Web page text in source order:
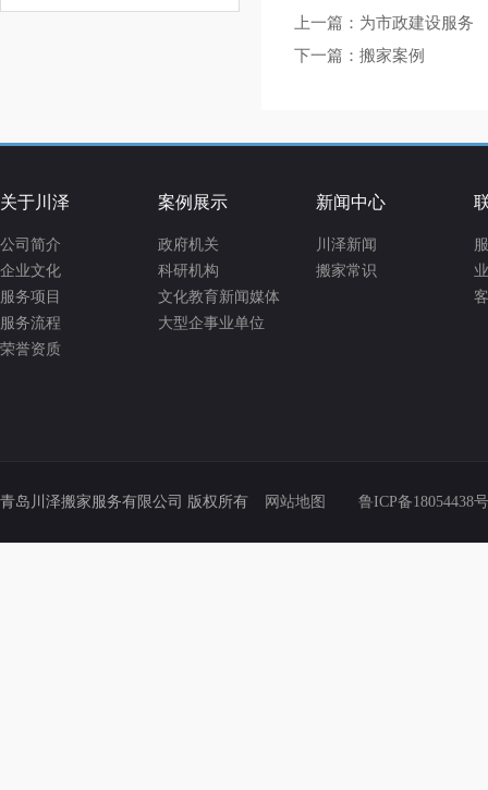
上一篇： 为市政建设服务
下一篇： 搬家案例
关于川泽
公司简介
企业文化
服务项目
服务流程
荣誉资质
案例展示
政府机关
科研机构
文化教育新闻媒体
大型企事业单位
新闻中心
川泽新闻
搬家常识
青岛川泽搬家服务有限公司 版权所有 网站地图 鲁ICP备18054438号